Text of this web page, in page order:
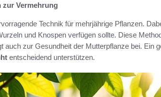
zur Vermehrung
Technik für mehrjährige Pflanzen.
und Knospen verfügen sollte. Diese
auch zur Gesundheit der Mutterpflanze bei. Ein
entscheidend unterstützen.